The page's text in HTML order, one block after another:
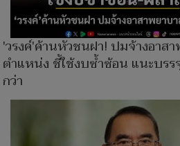
'วรงค์'ค้านหัวชนฝา! ปมจ้างอาสา
ตำแหน่ง ชี้ใช้งบซ้ำซ้อน แนะบรร
กว่า